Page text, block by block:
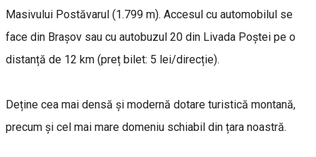
Masivului Postăvarul (1.799 m). Accesul cu automobilul se
face din Brașov sau cu autobuzul 20 din Livada Poștei pe o
distanță de 12 km (preț bilet: 5 lei/direcție).
Deține cea mai densă și modernă dotare turistică montană,
precum și cel mai mare domeniu schiabil din țara noastră.